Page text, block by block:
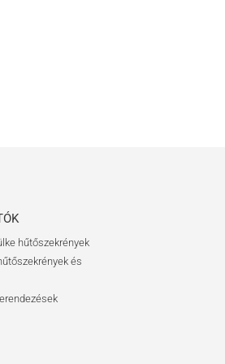
hűtőszekrények
és